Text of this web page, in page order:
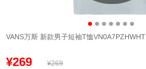
VANS万斯 新款男子短袖T恤VN0A7PZHWHT
¥269 ¥269